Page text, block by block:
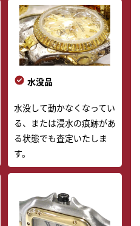
水没品
水没して動かなくなってい
る、または浸水の痕跡があ
る状態でも査定いたしま
す。